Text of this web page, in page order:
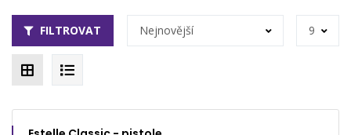
FILTROVAT Nejnovější 9